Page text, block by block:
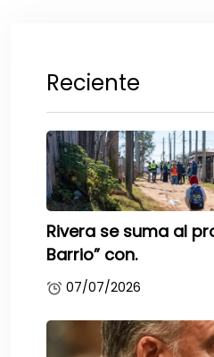
Reciente
Rivera se suma al
Barrio” con.
07/07/2026